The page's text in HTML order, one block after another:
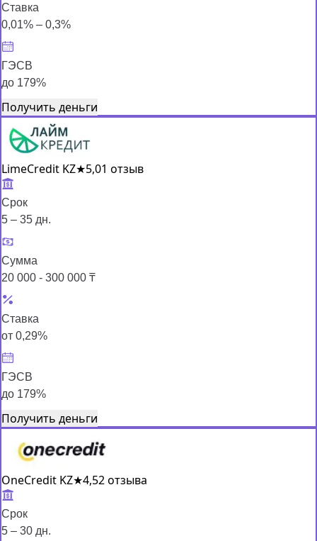
Ставка
0,01% – 0,3%
ГЭСВ
до 179%
Получить деньги
LimeCredit KZ★5,01 отзыв
Срок
5 – 35 дн.
Сумма
20 000 - 300 000 ₸
Ставка
от 0,29%
ГЭСВ
до 179%
Получить деньги
OneCredit KZ★4,52 отзыва
Срок
5 – 30 дн.